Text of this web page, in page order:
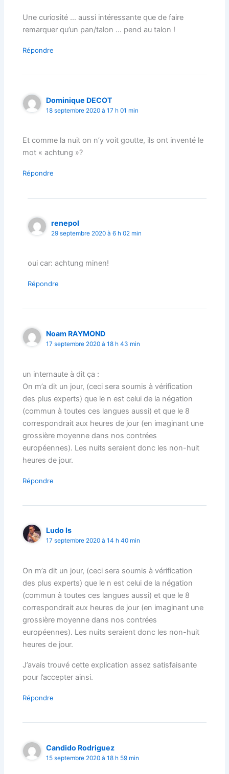
Une curiosité … aussi intéressante que de faire
remarquer qu’un pan/talon … pend au talon !
Répondre
Dominique DECOT
18 septembre 2020 à 17 h 01 min
Et comme la nuit on n’y voit goutte, ils ont inventé le
mot « achtung »?
Répondre
renepol
29 septembre 2020 à 6 h 02 min
oui car: achtung minen!
Répondre
Noam RAYMOND
17 septembre 2020 à 18 h 43 min
un internaute à dit ça :
On m’a dit un jour, (ceci sera soumis à vérification
des plus experts) que le n est celui de la négation
(commun à toutes ces langues aussi) et que le 8
correspondrait aux heures de jour (en imaginant une
grossière moyenne dans nos contrées
européennes). Les nuits seraient donc les non-huit
heures de jour.
Répondre
Ludo Is
17 septembre 2020 à 14 h 40 min
On m’a dit un jour, (ceci sera soumis à vérification
des plus experts) que le n est celui de la négation
(commun à toutes ces langues aussi) et que le 8
correspondrait aux heures de jour (en imaginant une
grossière moyenne dans nos contrées
européennes). Les nuits seraient donc les non-huit
heures de jour.
J’avais trouvé cette explication assez satisfaisante
pour l’accepter ainsi.
Répondre
Candido Rodriguez
15 septembre 2020 à 18 h 59 min